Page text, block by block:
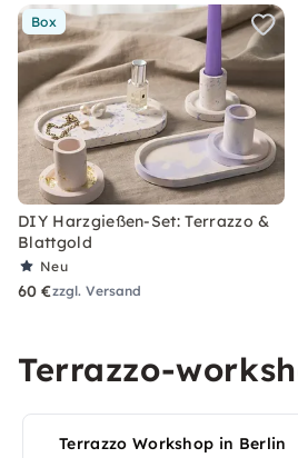
Box
DIY Harzgießen-Set: Terrazzo &
Blattgold
Neu
60 €zzgl. Versand
Terrazzo-
Erlebnisse in
Terrazzo Workshop in Berlin